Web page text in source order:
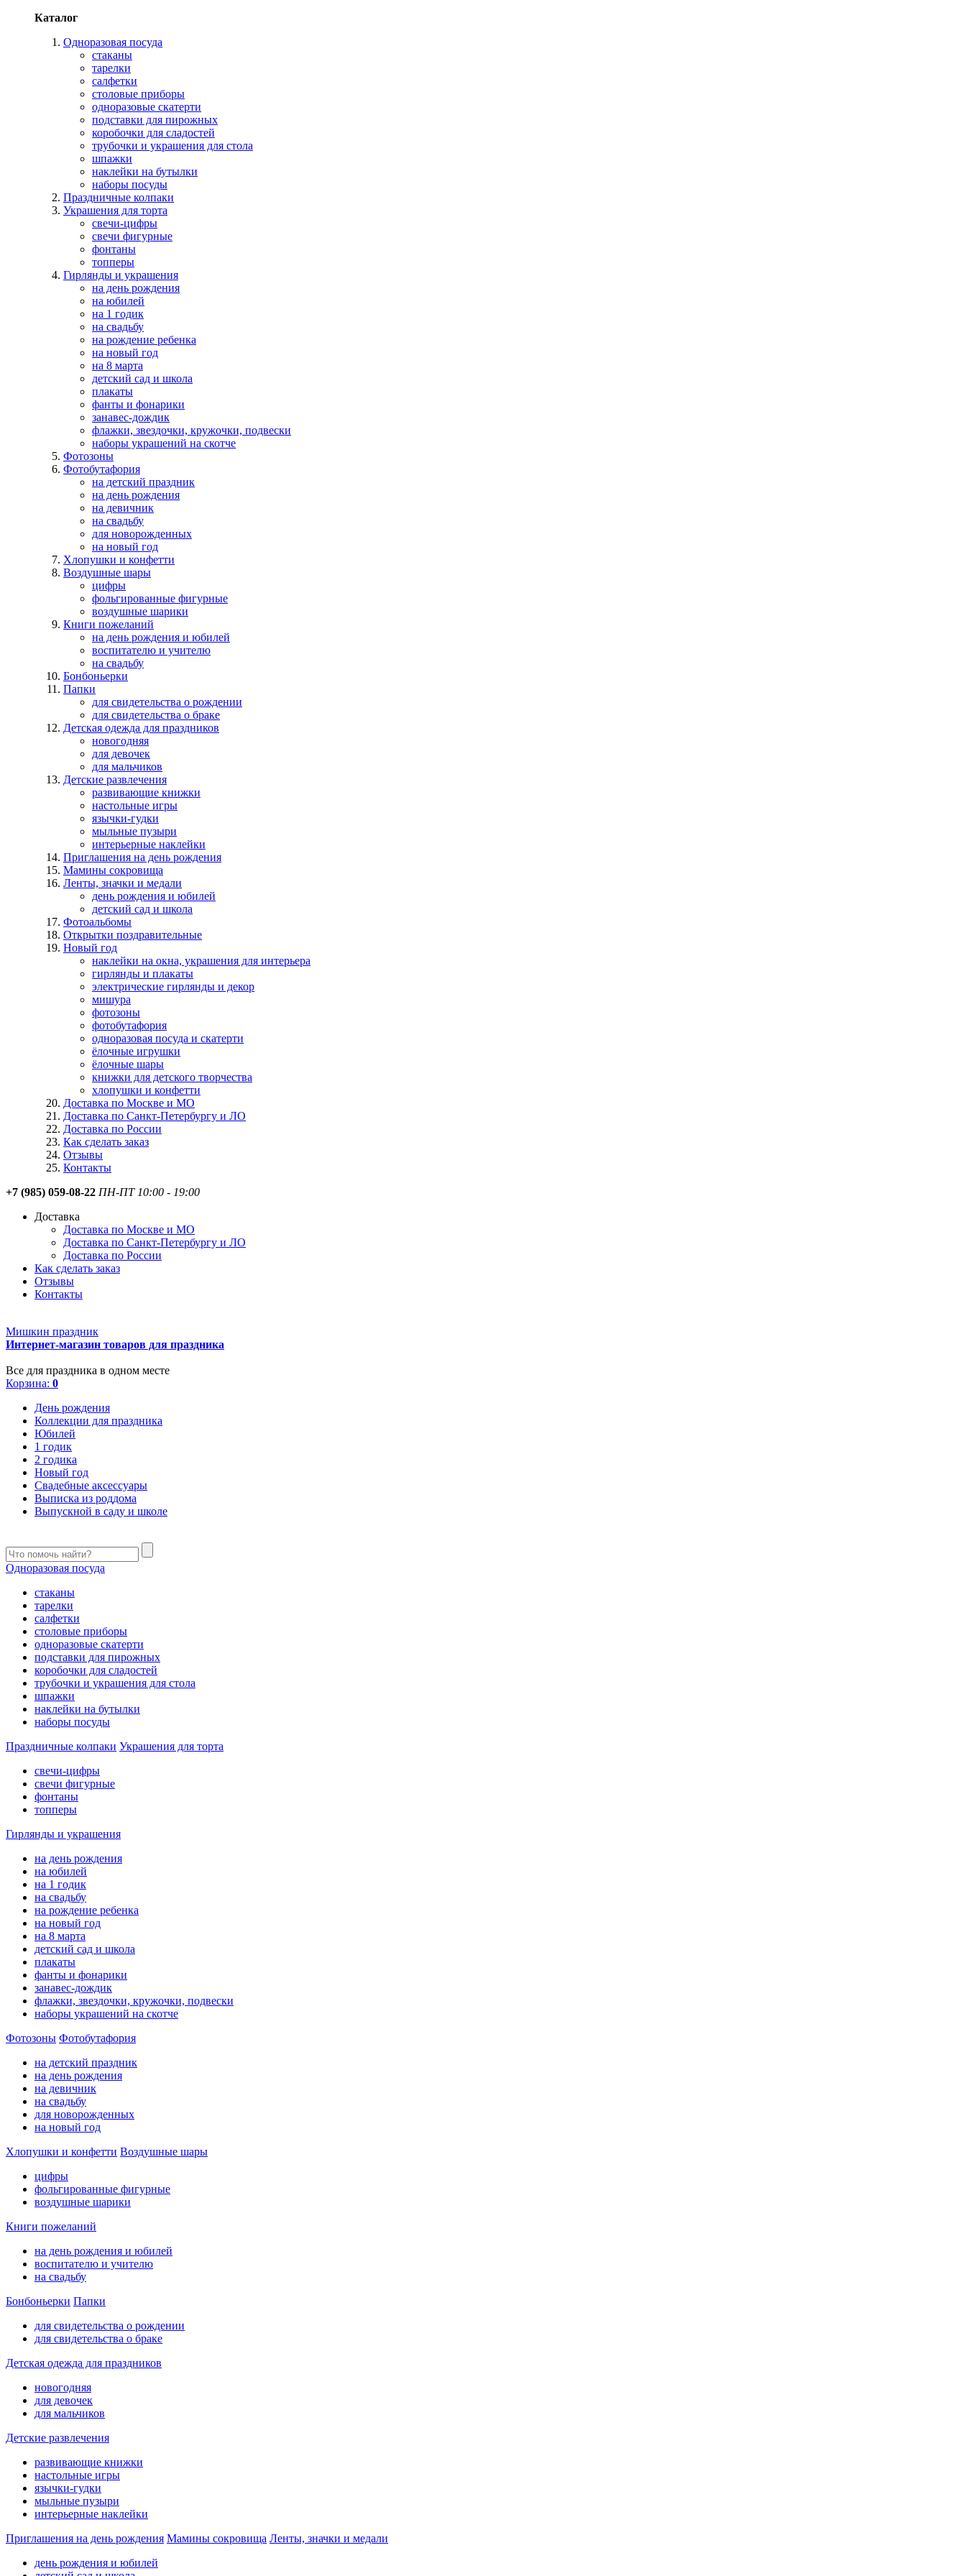
Каталог
Одноразовая посуда
стаканы
тарелки
салфетки
столовые приборы
одноразовые скатерти
подставки для пирожных
коробочки для сладостей
трубочки и украшения для стола
шпажки
наклейки на бутылки
наборы посуды
Праздничные колпаки
Украшения для торта
свечи-цифры
свечи фигурные
фонтаны
топперы
Гирлянды и украшения
на день рождения
на юбилей
на 1 годик
на свадьбу
на рождение ребенка
на новый год
на 8 марта
детский сад и школа
плакаты
фанты и фонарики
занавес-дождик
флажки, звездочки, кружочки, подвески
наборы украшений на скотче
Фотозоны
Фотобутафория
на детский праздник
на день рождения
на девичник
на свадьбу
для новорожденных
на новый год
Хлопушки и конфетти
Воздушные шары
цифры
фольгированные фигурные
воздушные шарики
Книги пожеланий
на день рождения и юбилей
воспитателю и учителю
на свадьбу
Бонбоньерки
Папки
для свидетельства о рождении
для свидетельства о браке
Детская одежда для праздников
новогодняя
для девочек
для мальчиков
Детские развлечения
развивающие книжки
настольные игры
язычки-гудки
мыльные пузыри
интерьерные наклейки
Приглашения на день рождения
Мамины сокровища
Ленты, значки и медали
день рождения и юбилей
детский сад и школа
Фотоальбомы
Открытки поздравительные
Новый год
наклейки на окна, украшения для интерьера
гирлянды и плакаты
электрические гирлянды и декор
мишура
фотозоны
фотобутафория
одноразовая посуда и скатерти
ёлочные игрушки
ёлочные шары
книжки для детского творчества
хлопушки и конфетти
Доставка по Москве и МО
Доставка по Санкт-Петербургу и ЛО
Доставка по России
Как сделать заказ
Отзывы
Контакты
+7 (985) 059-08-22 ПН-ПТ 10:00 - 19:00
Доставка
Доставка по Москве и МО
Доставка по Санкт-Петербургу и ЛО
Доставка по России
Как сделать заказ
Отзывы
Контакты
Мишкин праздник
Интернет-магазин товаров для праздника
Все для праздника в одном месте
Корзина: 0
День рождения
Коллекции для праздника
Юбилей
1 годик
2 годика
Новый год
Свадебные аксессуары
Выписка из роддома
Выпускной в саду и школе
Одноразовая посуда
стаканы
тарелки
салфетки
столовые приборы
одноразовые скатерти
подставки для пирожных
коробочки для сладостей
трубочки и украшения для стола
шпажки
наклейки на бутылки
наборы посуды
Праздничные колпаки Украшения для торта
свечи-цифры
свечи фигурные
фонтаны
топперы
Гирлянды и украшения
на день рождения
на юбилей
на 1 годик
на свадьбу
на рождение ребенка
на новый год
на 8 марта
детский сад и школа
плакаты
фанты и фонарики
занавес-дождик
флажки, звездочки, кружочки, подвески
наборы украшений на скотче
Фотозоны Фотобутафория
на детский праздник
на день рождения
на девичник
на свадьбу
для новорожденных
на новый год
Хлопушки и конфетти Воздушные шары
цифры
фольгированные фигурные
воздушные шарики
Книги пожеланий
на день рождения и юбилей
воспитателю и учителю
на свадьбу
Бонбоньерки Папки
для свидетельства о рождении
для свидетельства о браке
Детская одежда для праздников
новогодняя
для девочек
для мальчиков
Детские развлечения
развивающие книжки
настольные игры
язычки-гудки
мыльные пузыри
интерьерные наклейки
Приглашения на день рождения Мамины сокровища Ленты, значки и медали
день рождения и юбилей